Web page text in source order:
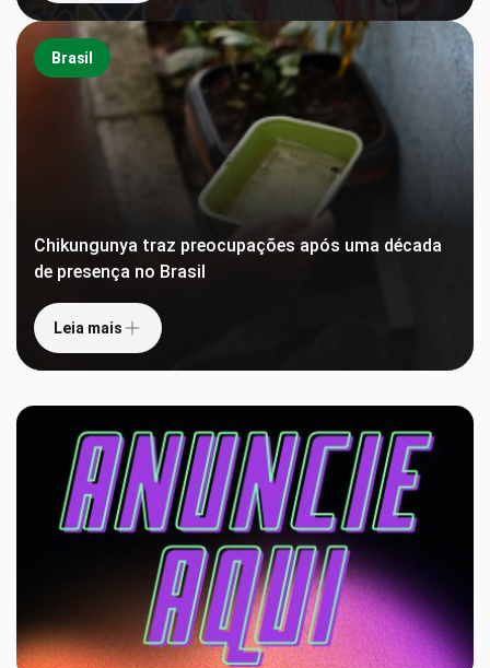
Brasil
Chikungunya traz preocupações após uma década
de presença no Brasil
Leia mais